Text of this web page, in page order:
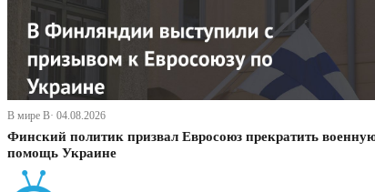
В мире В· 04.08.2026
Финский политик призвал Евросоюз прекратить
помощь Украине